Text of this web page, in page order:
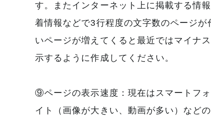
す。またインターネット上に掲載する情
着情報などで3行程度の文字数のページ
いページが増えてくると最近ではマイナ
示するように作成してください。
⑨ページの表示速度：現在はスマートフ
イト（画像が大きい、動画が多い）など